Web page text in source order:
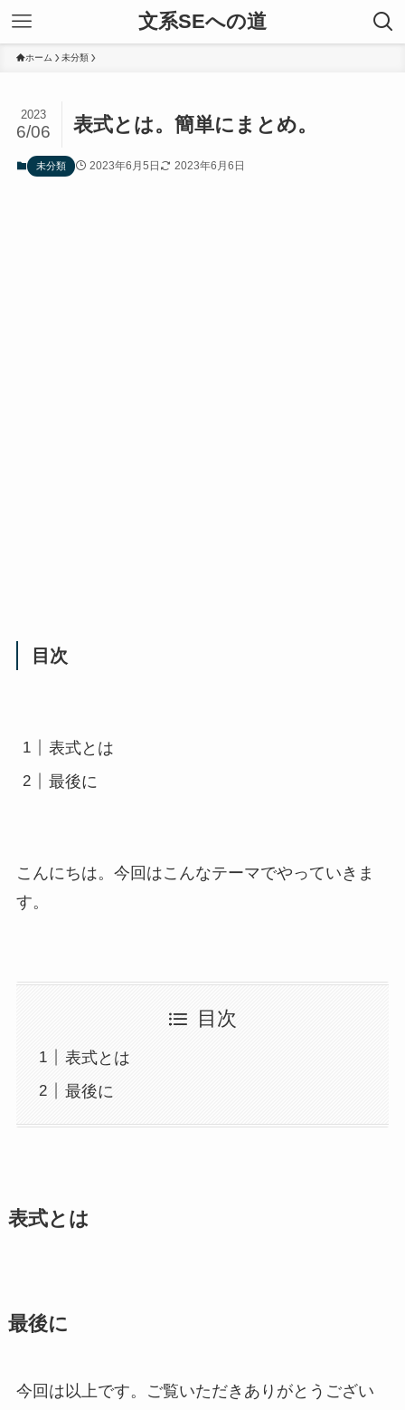
文系SEへの道
ホーム 未分類
表式とは。簡単にまとめ。
2023
6/06
未分類 2023年6月5日 2023年6月6日
目次
表式とは
最後に
こんにちは。今回はこんなテーマでやっていきま
す。
目次
表式とは
最後に
表式とは
最後に
今回は以上です。ご覧いただきありがとうござい